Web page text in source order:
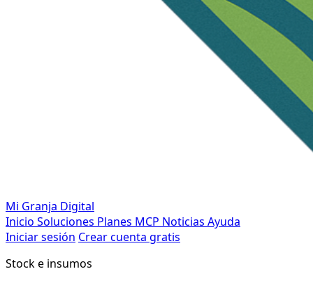
Mi Granja Digital
Inicio Soluciones Planes MCP Noticias Ayuda
Iniciar sesión Crear cuenta gratis
Stock e insumos